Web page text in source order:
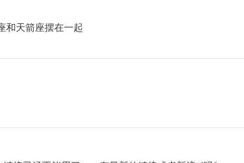
和天箭座摆在一起